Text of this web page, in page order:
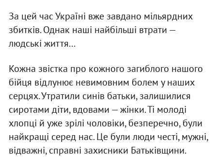
За цей час Україні вже завдано мільярдних
збитків. Однак наші найбільші втрати —
людські життя...
Кожна звістка про кожного загиблого нашого
бійця відлунює невимовним болем у наших
серцях. Утратили синів батьки, залишилися
сиротами діти, вдовами — жінки. Ті молоді
хлопці й уже зрілі чоловіки, безперечно, були
найкращі серед нас. Це були люди честі, мужні,
відважні, справні захисники Батьківщини.